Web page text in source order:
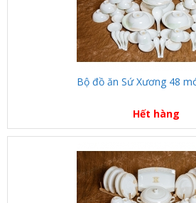
Bộ đồ ăn Sứ Xương 48
Hết hàng